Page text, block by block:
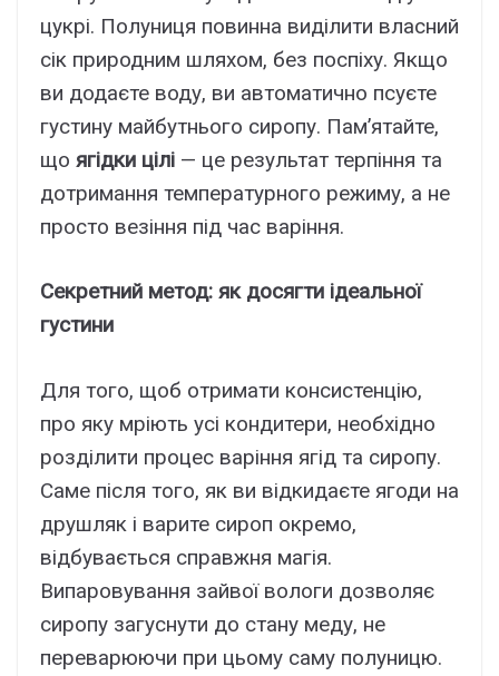
цукрі. Полуниця повинна виділити власний
сік природним шляхом, без поспіху. Якщо
ви додаєте воду, ви автоматично псуєте
густину майбутнього сиропу. Пам’ятайте,
що ягідки цілі — це результат терпіння та
дотримання температурного режиму, а не
просто везіння під час варіння.
Секретний метод: як досягти ідеальної
густини
Для того, щоб отримати консистенцію,
про яку мріють усі кондитери, необхідно
розділити процес варіння ягід та сиропу.
Саме після того, як ви відкидаєте ягоди на
друшляк і варите сироп окремо,
відбувається справжня магія.
Випаровування зайвої вологи дозволяє
сиропу загуснути до стану меду, не
переварюючи при цьому саму полуницю.